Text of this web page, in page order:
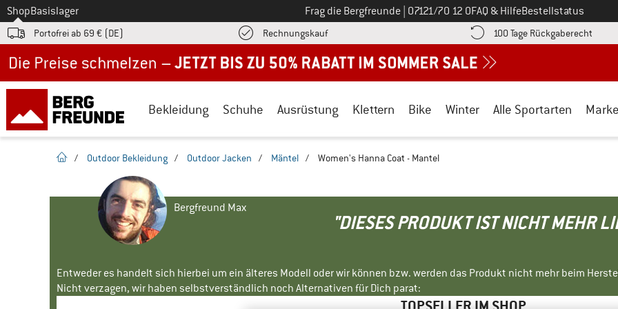
Zum
ShopBasislager Frag die Bergfreunde Ruf uns an unter
07121/70 12 0FAQ & HilfeBestellstatus
Portofrei ab 69 € (DE) RechnungskaufFinde die Zahlungs-Infos hier! Öffnet sich in einer Infobox
100 Tage Rückgaberecht
Bekleidung Schuhe Ausrüstung Klettern Bike Winter Alle Sportarten
Startseite
/ Outdoor Bekleidung / Outdoor Jacken / Mäntel / Women's Hanna Coat - Mantel
Bergfreund Max
"DIESES PRODUKT IST NICHT MEHR
Entweder es handelt sich hierbei um ein älteres Modell oder wir können bzw. werden das Produkt nicht mehr beim
Nicht verzagen, wir haben selbstverständlich noch Alternativen für Dich parat: